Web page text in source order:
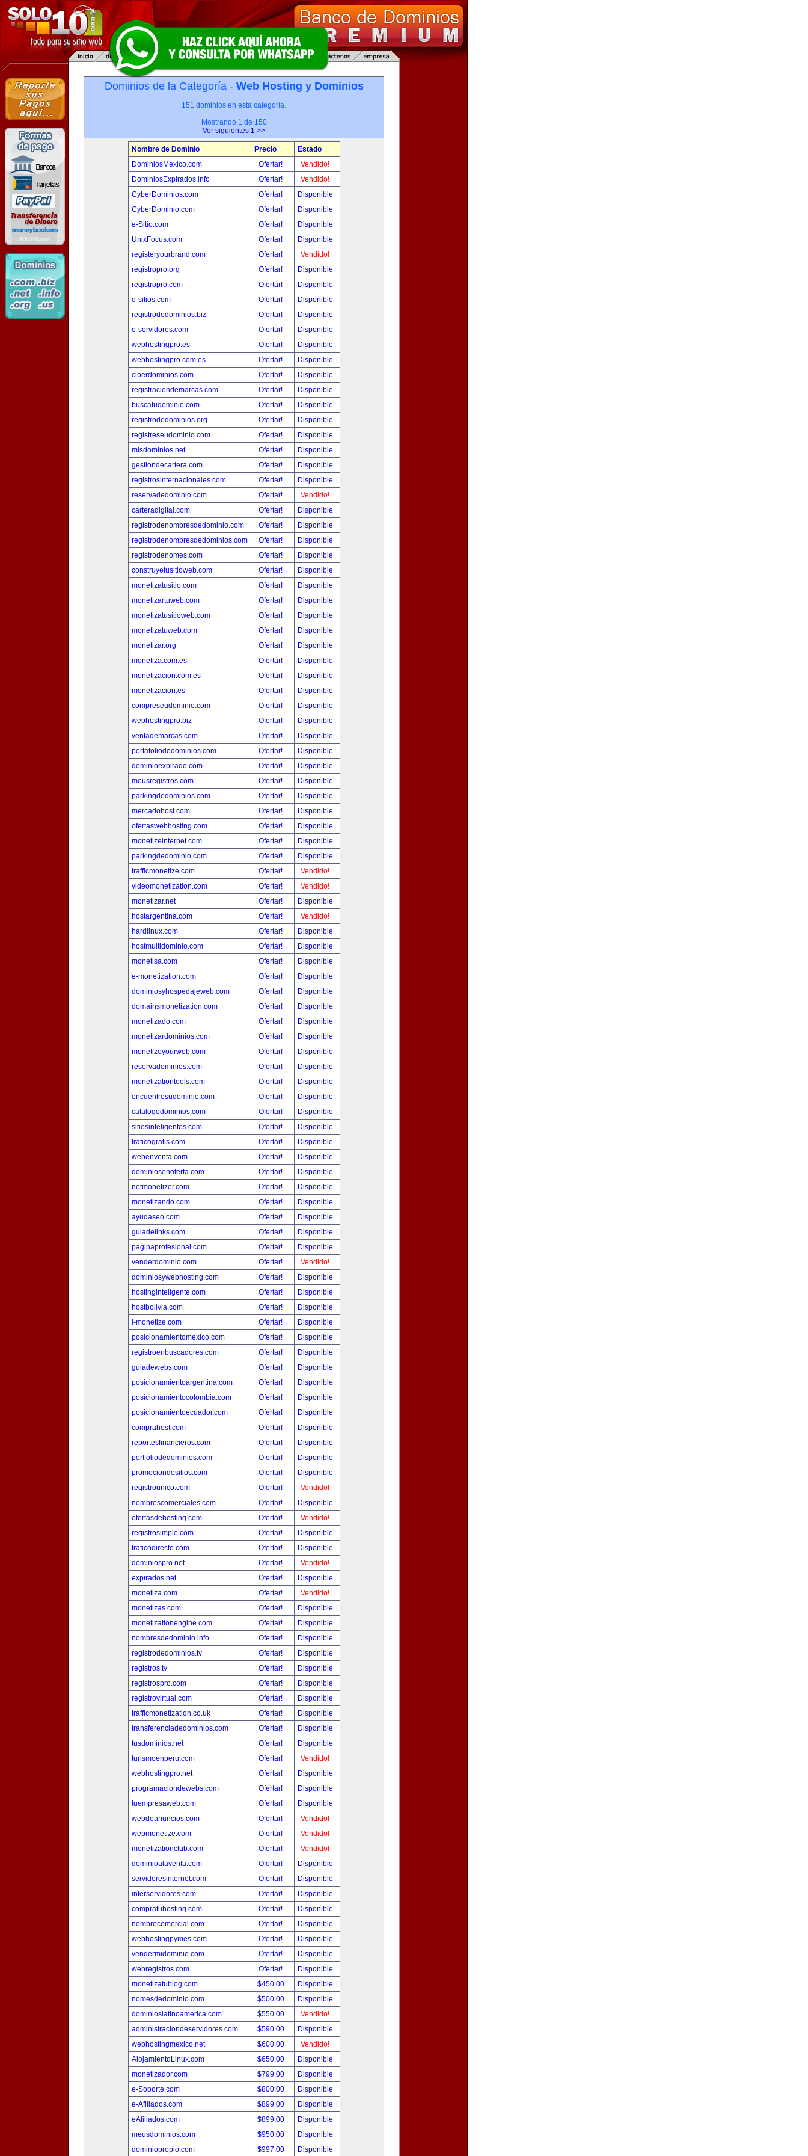
Dominios de la Categoría - Web Hosting y Dominios
151 dominios en esta categoría.
Mostrando 1 de 150
Ver siguientes 1 >>
Nombre de Dominio Precio
Estado
DominiosMexico.com
Ofertar!
Vendido!
DominiosExpirados.info
Ofertar!
Vendido!
CyberDominios.com
Ofertar!
Disponible
CyberDominio.com
Ofertar!
Disponible
e-Sitio.com
Ofertar!
Disponible
UnixFocus.com
Ofertar!
Disponible
registeryourbrand.com
Ofertar!
Vendido!
registropro.org
Ofertar!
Disponible
registropro.com
Ofertar!
Disponible
e-sitios.com
Ofertar!
Disponible
registrodedominios.biz
Ofertar!
Disponible
e-servidores.com
Ofertar!
Disponible
webhostingpro.es
Ofertar!
Disponible
webhostingpro.com.es
Ofertar!
Disponible
ciberdominios.com
Ofertar!
Disponible
registraciondemarcas.com
Ofertar!
Disponible
buscatudominio.com
Ofertar!
Disponible
registrodedominios.org
Ofertar!
Disponible
registreseudominio.com
Ofertar!
Disponible
misdominios.net
Ofertar!
Disponible
gestiondecartera.com
Ofertar!
Disponible
registrosinternacionales.com
Ofertar!
Disponible
reservadedominio.com
Ofertar!
Vendido!
carteradigital.com
Ofertar!
Disponible
registrodenombresdedominio.com
Ofertar!
Disponible
registrodenombresdedominios.com
Ofertar!
Disponible
registrodenomes.com
Ofertar!
Disponible
construyetusitioweb.com
Ofertar!
Disponible
monetizatusitio.com
Ofertar!
Disponible
monetizartuweb.com
Ofertar!
Disponible
monetizatusitioweb.com
Ofertar!
Disponible
monetizatuweb.com
Ofertar!
Disponible
monetizar.org
Ofertar!
Disponible
monetiza.com.es
Ofertar!
Disponible
monetizacion.com.es
Ofertar!
Disponible
monetizacion.es
Ofertar!
Disponible
compreseudominio.com
Ofertar!
Disponible
webhostingpro.biz
Ofertar!
Disponible
ventademarcas.com
Ofertar!
Disponible
portafoliodedominios.com
Ofertar!
Disponible
dominioexpirado.com
Ofertar!
Disponible
meusregistros.com
Ofertar!
Disponible
parkingdedominios.com
Ofertar!
Disponible
mercadohost.com
Ofertar!
Disponible
ofertaswebhosting.com
Ofertar!
Disponible
monetizeinternet.com
Ofertar!
Disponible
parkingdedominio.com
Ofertar!
Disponible
trafficmonetize.com
Ofertar!
Vendido!
videomonetization.com
Ofertar!
Vendido!
monetizar.net
Ofertar!
Disponible
hostargentina.com
Ofertar!
Vendido!
hardlinux.com
Ofertar!
Disponible
hostmultidominio.com
Ofertar!
Disponible
monetisa.com
Ofertar!
Disponible
e-monetization.com
Ofertar!
Disponible
dominiosyhospedajeweb.com
Ofertar!
Disponible
domainsmonetization.com
Ofertar!
Disponible
monetizado.com
Ofertar!
Disponible
monetizardominios.com
Ofertar!
Disponible
monetizeyourweb.com
Ofertar!
Disponible
reservadominios.com
Ofertar!
Disponible
monetizationtools.com
Ofertar!
Disponible
encuentresudominio.com
Ofertar!
Disponible
catalogodominios.com
Ofertar!
Disponible
sitiosinteligentes.com
Ofertar!
Disponible
traficogratis.com
Ofertar!
Disponible
webenventa.com
Ofertar!
Disponible
dominiosenoferta.com
Ofertar!
Disponible
netmonetizer.com
Ofertar!
Disponible
monetizando.com
Ofertar!
Disponible
ayudaseo.com
Ofertar!
Disponible
guiadelinks.com
Ofertar!
Disponible
paginaprofesional.com
Ofertar!
Disponible
venderdominio.com
Ofertar!
Vendido!
dominiosywebhosting.com
Ofertar!
Disponible
hostinginteligente.com
Ofertar!
Disponible
hostbolivia.com
Ofertar!
Disponible
i-monetize.com
Ofertar!
Disponible
posicionamientomexico.com
Ofertar!
Disponible
registroenbuscadores.com
Ofertar!
Disponible
guiadewebs.com
Ofertar!
Disponible
posicionamientoargentina.com
Ofertar!
Disponible
posicionamientocolombia.com
Ofertar!
Disponible
posicionamientoecuador.com
Ofertar!
Disponible
comprahost.com
Ofertar!
Disponible
reportesfinancieros.com
Ofertar!
Disponible
portfoliodedominios.com
Ofertar!
Disponible
promociondesitios.com
Ofertar!
Disponible
registrounico.com
Ofertar!
Vendido!
nombrescomerciales.com
Ofertar!
Disponible
ofertasdehosting.com
Ofertar!
Vendido!
registrosimple.com
Ofertar!
Disponible
traficodirecto.com
Ofertar!
Disponible
dominiospro.net
Ofertar!
Vendido!
expirados.net
Ofertar!
Disponible
monetiza.com
Ofertar!
Vendido!
monetizas.com
Ofertar!
Disponible
monetizationengine.com
Ofertar!
Disponible
nombresdedominio.info
Ofertar!
Disponible
registrodedominios.tv
Ofertar!
Disponible
registros.tv
Ofertar!
Disponible
registrospro.com
Ofertar!
Disponible
registrovirtual.com
Ofertar!
Disponible
trafficmonetization.co.uk
Ofertar!
Disponible
transferenciadedominios.com
Ofertar!
Disponible
tusdominios.net
Ofertar!
Disponible
turismoenperu.com
Ofertar!
Vendido!
webhostingpro.net
Ofertar!
Disponible
programaciondewebs.com
Ofertar!
Disponible
tuempresaweb.com
Ofertar!
Disponible
webdeanuncios.com
Ofertar!
Vendido!
webmonetize.com
Ofertar!
Vendido!
monetizationclub.com
Ofertar!
Vendido!
dominioalaventa.com
Ofertar!
Disponible
servidoresinternet.com
Ofertar!
Disponible
interservidores.com
Ofertar!
Disponible
compratuhosting.com
Ofertar!
Disponible
nombrecomercial.com
Ofertar!
Disponible
webhostingpymes.com
Ofertar!
Disponible
vendermidominio.com
Ofertar!
Disponible
webregistros.com
Ofertar!
Disponible
monetizatublog.com
$450.00
Disponible
nomesdedominio.com
$500.00
Disponible
dominioslatinoamerica.com
$550.00
Vendido!
administraciondeservidores.com
$590.00
Disponible
webhostingmexico.net
$600.00
Vendido!
AlojamientoLinux.com
$650.00
Disponible
monetizador.com
$799.00
Disponible
e-Soporte.com
$800.00
Disponible
e-Afiliados.com
$899.00
Disponible
eAfiliados.com
$899.00
Disponible
meusdominios.com
$950.00
Disponible
dominiopropio.com
$997.00 Disponible